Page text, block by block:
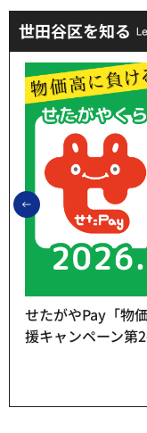
世田谷区を知る
前のスライドを表
せたがやPay「物
援キャンペーン第